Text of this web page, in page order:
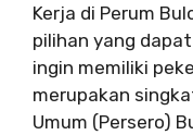
Kerja di Perum
pilihan yang
ingin memiliki
merupakan
Umum (Persero)